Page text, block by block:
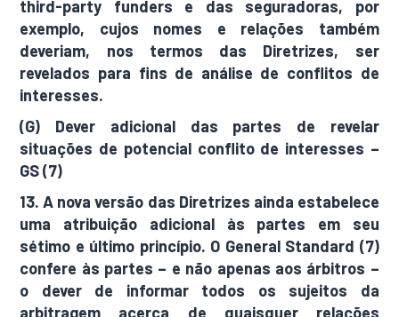
third-party funders e das seguradoras, por
exemplo, cujos nomes e relações também
deveriam, nos termos das Diretrizes, ser
revelados para fins de análise de conflitos de
interesses.
(G) Dever adicional das partes de revelar
situações de potencial conflito de interesses –
GS (7)
13. A nova versão das Diretrizes ainda estabelece
uma atribuição adicional às partes em seu
sétimo e último princípio. O General Standard (7)
confere às partes – e não apenas aos árbitros –
o dever de informar todos os sujeitos da
arbitragem acerca de quaisquer relações